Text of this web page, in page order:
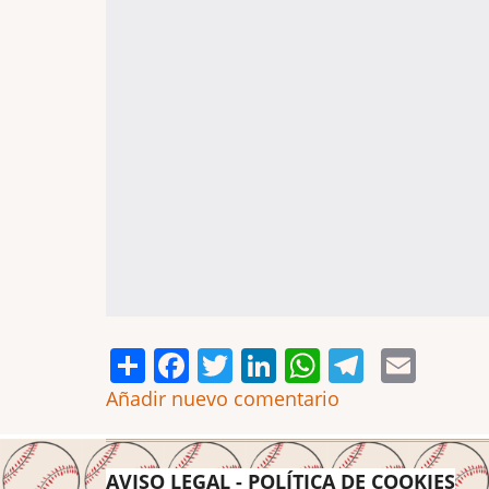
ShareFacebook
Twitter
LinkedIn
WhatsApp
Añadir nuevo comentario
AVISO LEGAL - POLÍTICA DE COOKIES